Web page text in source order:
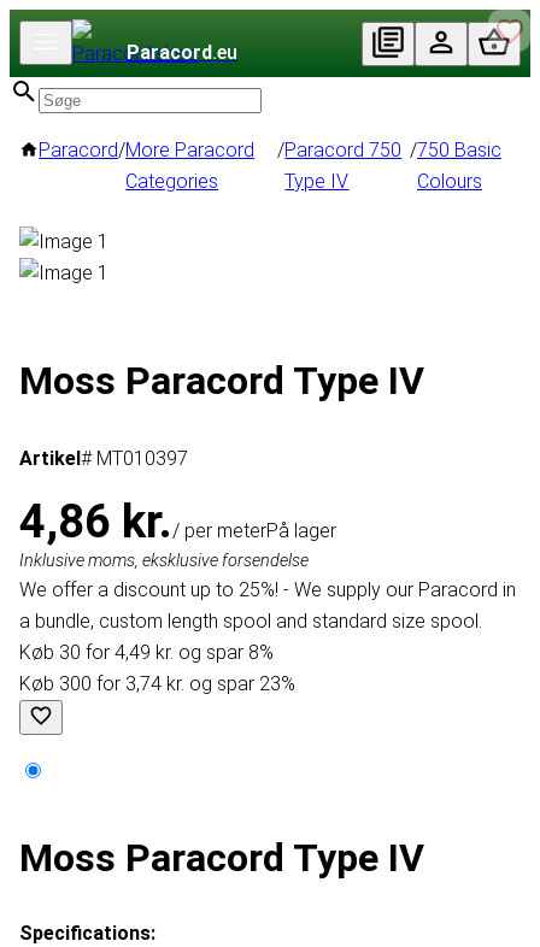
Paracord.eu
Paracord/More Paracord
Categories
/Paracord 750
Type IV
/750 Basic
Colours
Moss Paracord Type IV
Artikel# MT010397
4,86 kr./ per meterPå lager
Inklusive moms, eksklusive forsendelse
We offer a discount up to 25%! - We supply our Paracord in
a bundle, custom length spool and standard size spool.
Køb 30 for 4,49 kr. og spar 8%
Køb 300 for 3,74 kr. og spar 23%
Moss Paracord Type IV
Specifications: